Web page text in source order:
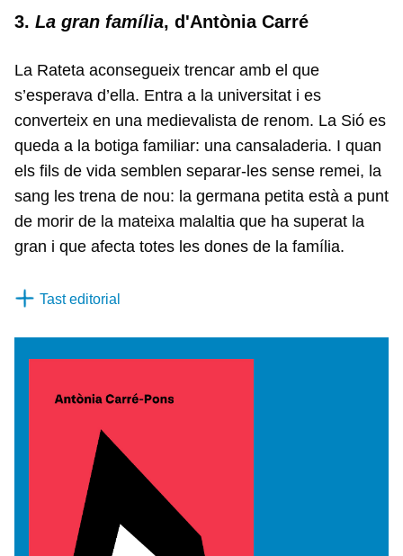
3. La gran família, d'Antònia Carré
La Rateta aconsegueix trencar amb el que
s’esperava d’ella. Entra a la universitat i es
converteix en una medievalista de renom. La Sió es
queda a la botiga familiar: una cansaladeria. I quan
els fils de vida semblen separar-les sense remei, la
sang les trena de nou: la germana petita està a punt
de morir de la mateixa malaltia que ha superat la
gran i que afecta totes les dones de la família.
Tast editorial